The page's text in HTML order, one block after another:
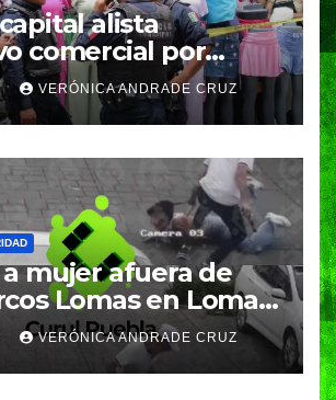
alista
comercial por
y regreso a
VERÓNICA ANDRADE CRUZ
mujer afuera de
Lomas en Lomas
delincuentes
en auto
VERÓNICA ANDRADE CRUZ